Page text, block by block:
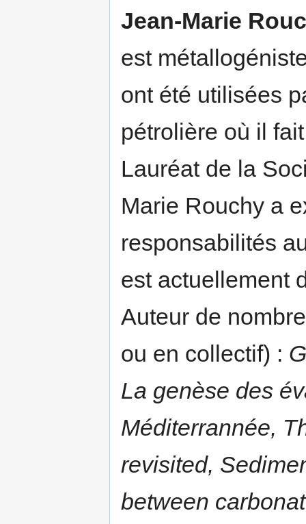
Jean-Marie
est
ont été utilisées
pétrolière où il
Lauréat de la
Marie Rouchy a
responsabilités
est actuellement
Auteur de
ou en collectif) :
La genèse des
Méditerrannée,
revisited,
between